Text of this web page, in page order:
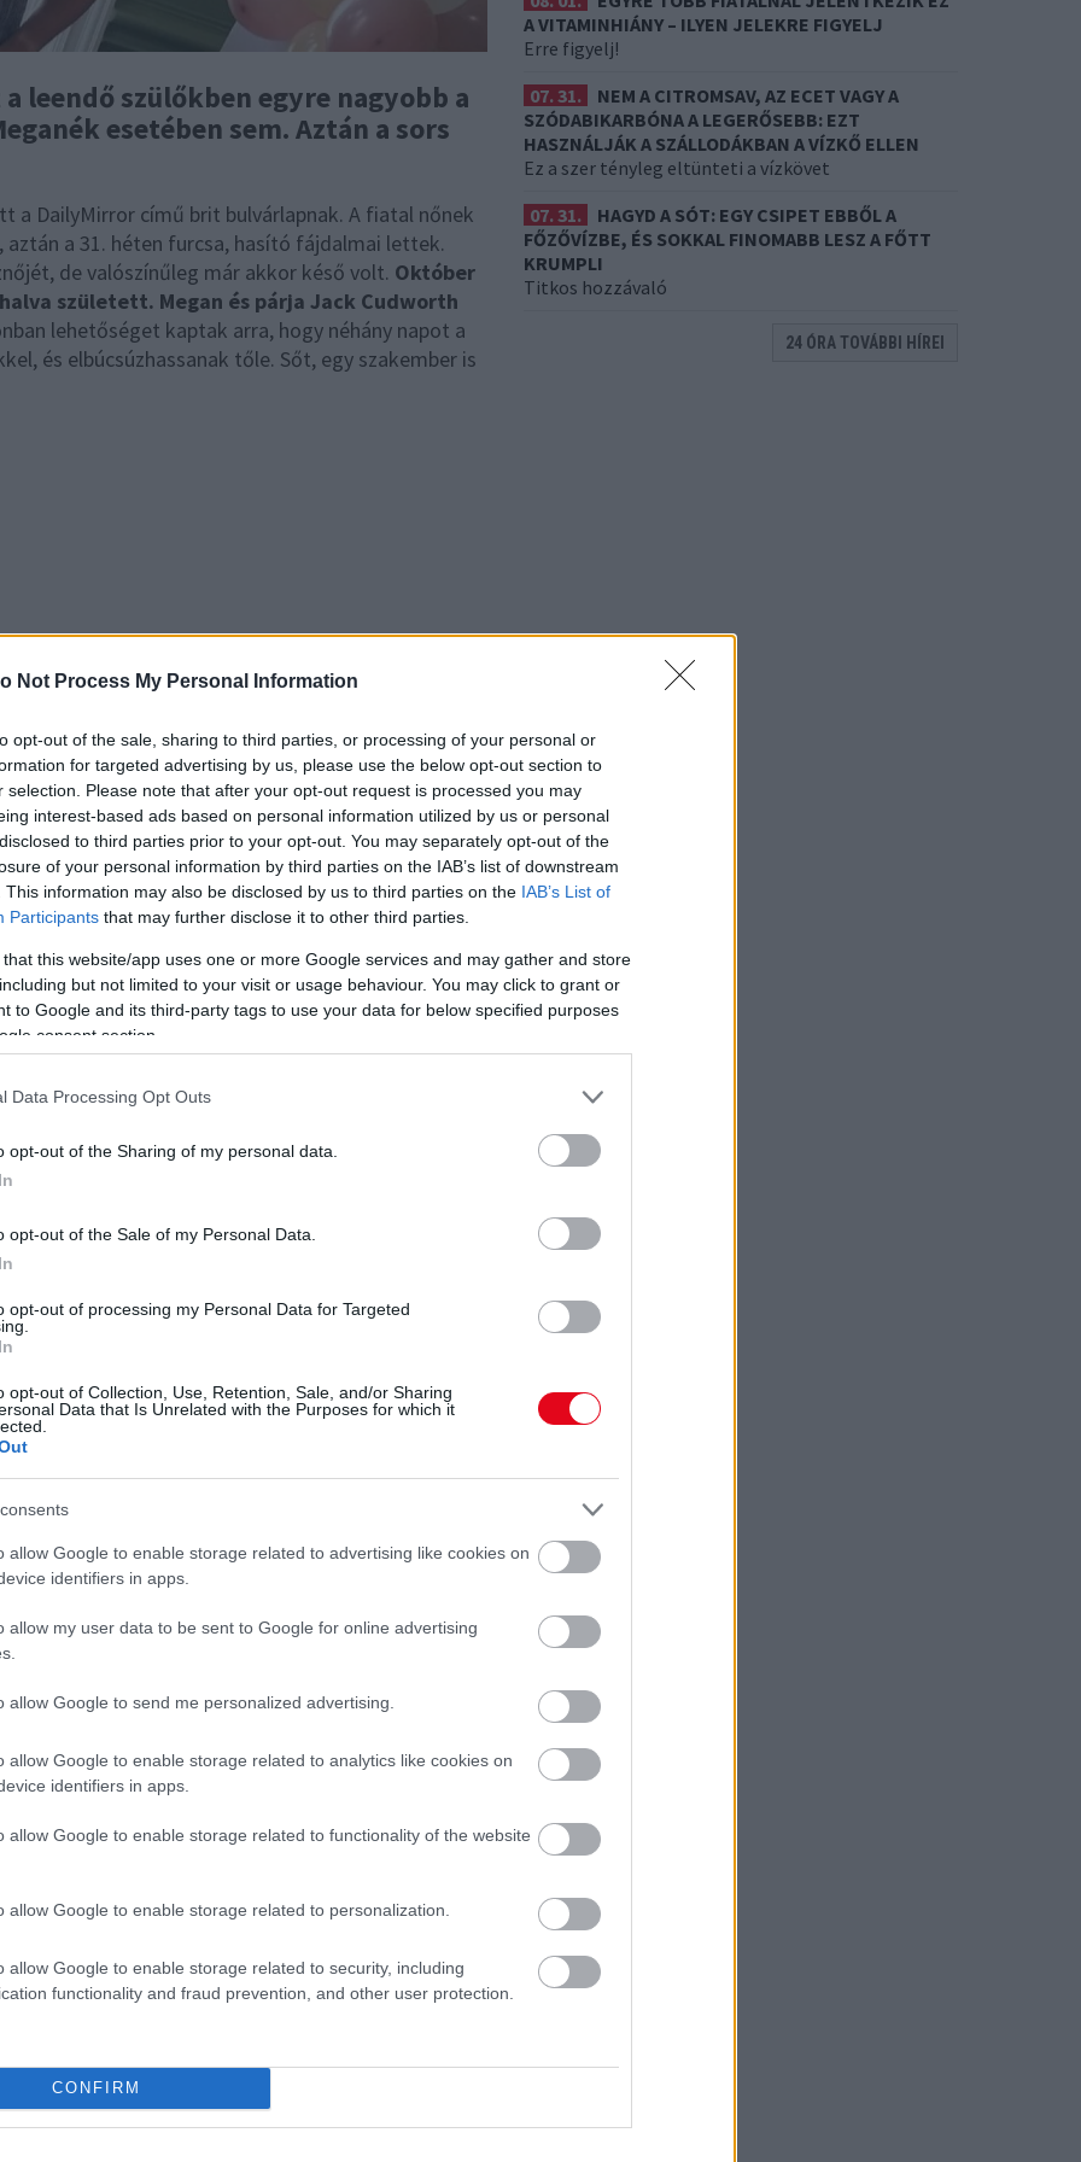
Not Process My Personal Information
opt-out of the sale, sharing to third parties, or processing of your personal or
for targeted advertising by us, please use the below opt-out section to
selection. Please note that after your opt-out request is processed you may
interest-based ads based on personal information utilized by us or personal
to third parties prior to your opt-out. You may separately opt-out of the
of your personal information by third parties on the IAB’s list of downstream
This information may also be disclosed by us to third parties on the IAB’s List of
Participants that may further disclose it to other third parties.
that this website/app uses one or more Google services and may gather and store
but not limited to your visit or usage behaviour. You may click to grant or
to Google and its third-party tags to use your data for below specified purposes
consent section.
Data Processing Opt Outs
opt-out of the Sharing of my personal data.
opt-out of the Sale of my Personal Data.
opt-out of processing my Personal Data for Targeted
opt-out of Collection, Use, Retention, Sale, and/or Sharing
Data that Is Unrelated with the Purposes for which it
allow Google to enable storage related to advertising like cookies on
identifiers in apps.
allow my user data to be sent to Google for online advertising
allow Google to send me personalized advertising.
allow Google to enable storage related to analytics like cookies on
identifiers in apps.
allow Google to enable storage related to functionality of the website
allow Google to enable storage related to personalization.
allow Google to enable storage related to security, including
functionality and fraud prevention, and other user protection.
CONFIRM
leendő szülőkben egyre nagyobb a
esetében sem. Aztán a sors
a DailyMirror című brit bulvárlapnak. A fiatal nőnek
a 31. héten furcsa, hasító fájdalmai lettek.
de valószínűleg már akkor késő volt. Október
született. Megan és párja Jack Cudworth
lehetőséget kaptak arra, hogy néhány napot a
és elbúcsúzhassanak tőle. Sőt, egy szakember is
a párt: a fiatal anyuka rövid idő után ismét terhes
kishúgának, Ophelia Cassidynek. Megan egy
köszönetet a gyermekáldásért:
Majd egy újabb bejegyzésben érkezett a
ahogy nősz, és a tudat, hogy a
érzéssel tölt el" - írta.
A VITAMINHIÁNY – ILYEN JELEKRE FIGYELJ
Erre figyelj!
07. 31.
NEM A CITROMSAV, AZ ECET VAGY A
SZÓDABIKARBÓNA A LEGERŐSEBB: EZT
HASZNÁLJÁK A SZÁLLODÁKBAN A VÍZKŐ ELLEN
Ez a szer tényleg eltünteti a vízkövet
07. 31.
HAGYD A SÓT: EGY CSIPET EBBŐL A
FŐZŐVÍZBE, ÉS SOKKAL FINOMABB LESZ A FŐTT
KRUMPLI
Titkos hozzávaló
24 ÓRA TOVÁBBI HÍREI